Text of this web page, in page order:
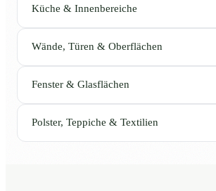
Küche & Innenbereiche
Wände, Türen & Oberflächen
Fenster & Glasflächen
Polster, Teppiche & Textilien